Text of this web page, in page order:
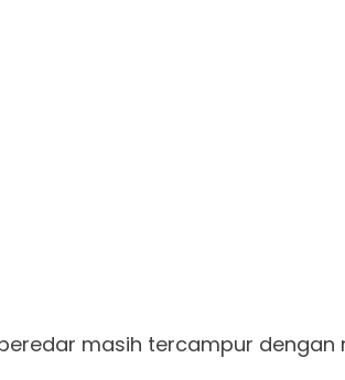
masih tercampur dengan